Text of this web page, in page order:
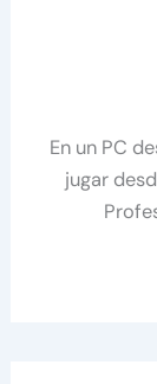
En un PC
jugar